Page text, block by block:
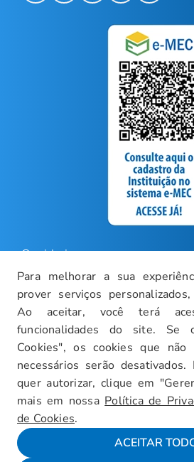
Para melhorar a sua
prover serviços
Ao aceitar, você terá
funcionalidades do site. Se
Cookies", os cookies que não
necessários serão
quer autorizar, clique em
mais em nossa Política de
de Cookies.
ACEITAR
Ouvidoria
Carreiras
Intranet
Política de Privacidade
Documentos Institucionais
Faça um Tour Virtual
Blog
Mapa do Site